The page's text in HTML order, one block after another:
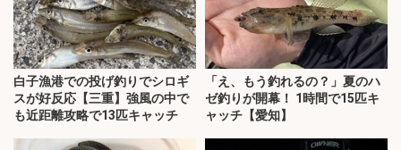
白子漁港での投げ釣りでシロギ
スが好反応【三重】強風の中で
も近距離攻略で13匹キャッチ
「え、もう釣れるの？」夏のハ
ゼ釣りが開幕！ 1時間で15匹キ
ャッチ【愛知】